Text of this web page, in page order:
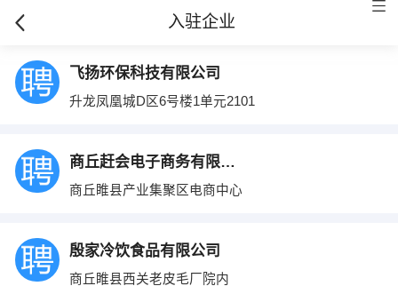
入驻企业
飞扬环保科技有限公司
升龙凤凰城D区6号楼1单元2101
商丘赶会电子商务有限公司
商丘睢县产业集聚区电商中心
殷家冷饮食品有限公司
商丘睢县西关老皮毛厂院内